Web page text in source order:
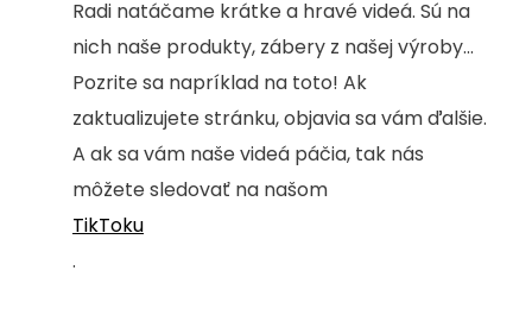
Radi natáčame krátke a hravé videá. Sú na
nich naše produkty, zábery z našej výroby...
Pozrite sa napríklad na toto! Ak
zaktualizujete stránku, objavia sa vám ďalšie.
A ak sa vám naše videá páčia, tak nás
môžete sledovať na našom
TikToku
.